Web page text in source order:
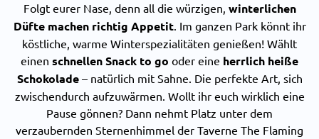
Folgt eurer Nase, denn all die würzigen, winterlichen
Düfte machen richtig Appetit. Im ganzen Park könnt ihr
köstliche, warme Winterspezialitäten genießen! Wählt
einen schnellen Snack to go oder eine herrlich heiße
Schokolade– natürlich mit Sahne. Die perfekte Art, sich
zwischendurch aufzuwärmen. Wollt ihr euch wirklich eine
Pause gönnen? Dann nehmt Platz unter dem
verzaubernden Sternenhimmel der Taverne The Flaming